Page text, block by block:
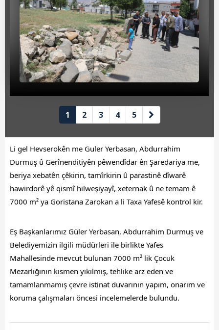
Beyan Bilgileri
Borç Bilgileri
Tahakkuk Bilgileri
Tahsilat Bilgileri
Sicil Kodu ile Tahsilat
Sicil Arama
Şikayet Bildirim Formu
Şikayet Takip Formu
Başkan
Başkanın Özgeçmişi
Başkanın Mesajı
Başkanın Albümü
Başkana Mesaj
1 2 3 4 5
Li gel Hevserokên me Guler Yerbasan, Abdurrahim
Durmuş û Gerînenditiyên pêwendîdar ên Şaredariya me,
beriya xebatên çêkirin, tamîrkirin û parastinê dîwarê
hawirdorê yê qismî hilweşiyayî, xeternak û ne temam ê
7000 m² ya Goristana Zarokan a li Taxa Yafesê kontrol kir.
Eş Başkanlarımız Güler Yerbasan, Abdurrahim Durmuş ve
Belediyemizin ilgili müdürleri ile birlikte Yafes
Mahallesinde mevcut bulunan 7000 m² lik Çocuk
Mezarlığının kısmen yıkılmış, tehlike arz eden ve
tamamlanmamış çevre istinat duvarının yapım, onarım ve
koruma çalışmaları öncesi incelemelerde bulundu.